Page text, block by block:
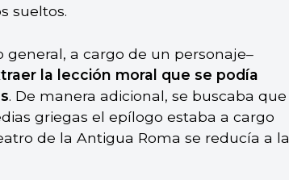
sueltos.
general, a cargo de un personaje–
la lección moral que se podía
. De manera adicional, se buscaba que
griegas el epílogo estaba a cargo
de la Antigua Roma se reducía a la